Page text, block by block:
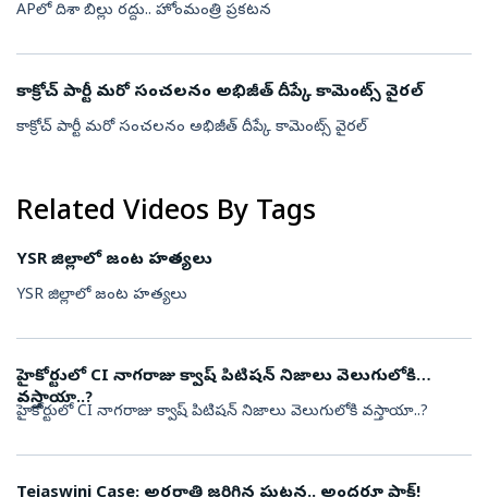
APలో దిశా బిల్లు రద్దు.. హోంమంత్రి ప్రకటన
కాక్రోచ్ పార్టీ మరో సంచలనం అభిజీత్ దీప్కే కామెంట్స్ వైరల్
కాక్రోచ్ పార్టీ మరో సంచలనం అభిజీత్ దీప్కే కామెంట్స్ వైరల్
Related Videos By Tags
YSR జిల్లాలో జంట హత్యలు
YSR జిల్లాలో జంట హత్యలు
హైకోర్టులో CI నాగరాజు క్వాష్ పిటిషన్ నిజాలు వెలుగులోకి
వస్తాయా..?
హైకోర్టులో CI నాగరాజు క్వాష్ పిటిషన్ నిజాలు వెలుగులోకి వస్తాయా..?